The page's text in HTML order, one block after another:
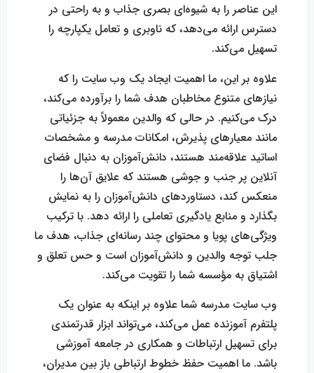
این عناصر را به شیوه‌ای بصری جذاب و به راحتی در
دسترس ارائه می‌دهد، که ناوبری و تعامل یکپارچه را
تسهیل می‌کند.
علاوه بر این، ما اهمیت ایجاد یک وب سایت را که
نیاز‌های متنوع مخاطبان هدف شما را برآورده می‌کند،
درک می‌کنیم. در حالی که والدین معمولاً به جزئیاتی
مانند معیار‌های پذیرش، امکانات مدرسه و مشخصات
اساتید علاقه‌مند هستند، دانش‌آموزان به دنبال فضای
آنلاین پر جنب و جوشی هستند که علایق آن‌ها را
منعکس کند، دستاورد‌های دانش‌آموزان را به نمایش
بگذارد و منابع یادگیری تعاملی را ارائه دهد. با ترکیب
ویژگی‌های پویا و محتوای چند رسانه‌ای جذاب، هدف ما
جلب توجه والدین و دانش‌آموزان است و حس تعلق و
اشتیاق به مؤسسه شما را تقویت می‌کند.
وب سایت مدرسه شما علاوه بر اینکه به عنوان یک
پلتفرم آموزنده عمل می‌کند، می‌تواند ابزار قدرتمندی
برای تسهیل ارتباطات و همکاری در جامعه آموزشی
باشد. ما اهمیت حفظ خطوط ارتباطی باز بین مدیران،